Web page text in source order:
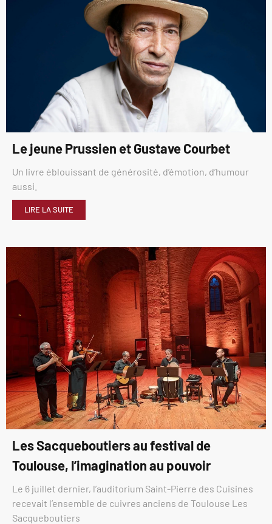
Le jeune Prussien et Gustave Courbet
Un livre éblouissant de générosité, d’émotion, d’humour
aussi.
LIRE LA SUITE
Les Sacqueboutiers au festival de
Toulouse, l’imagination au pouvoir
Le 6 juillet dernier, l’auditorium Saint-Pierre des Cuisines
recevait l’ensemble de cuivres anciens de Toulouse Les
Sacqueboutiers